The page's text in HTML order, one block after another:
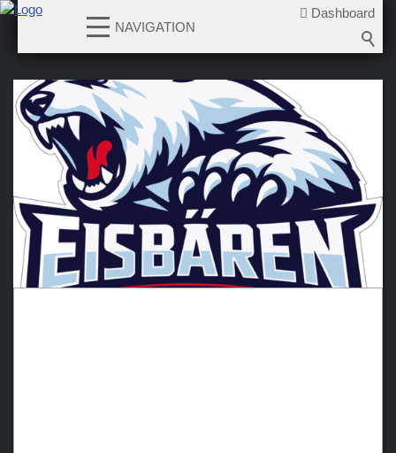
Dashboard
NAVIGATION
News
Teams
Verein
Sponsoren / Partner
Fanzone